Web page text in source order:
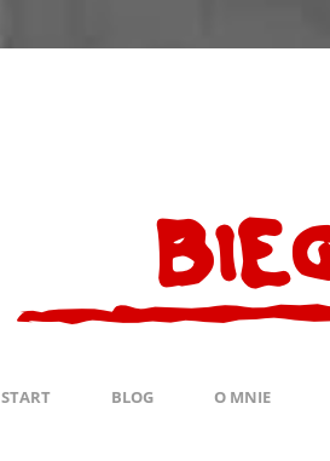
START BLOG O MNIE